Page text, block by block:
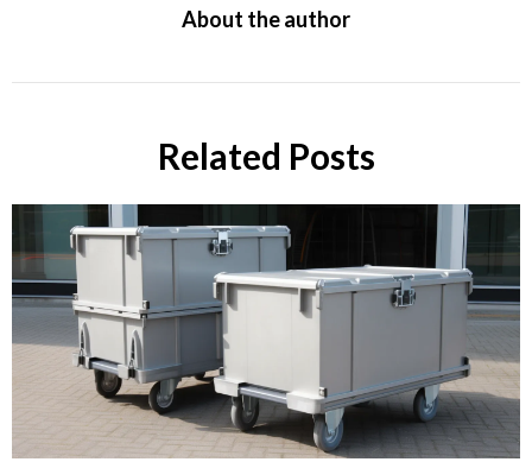
About the author
Related Posts